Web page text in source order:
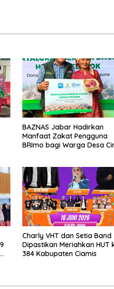
BAZNAS Jabar Hadirkan
Manfaat Zakat Pengguna
BRImo bagi Warga Desa
Charly VHT dan Setia Band
Dipastikan Meriahkan HUT
384 Kabupaten Ciamis